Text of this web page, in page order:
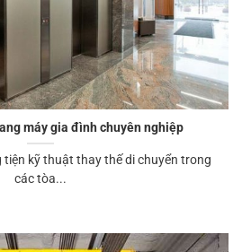
máy gia đình chuyên nghiệp
tiện kỹ thuật thay thế di chuyển trong
các tòa...